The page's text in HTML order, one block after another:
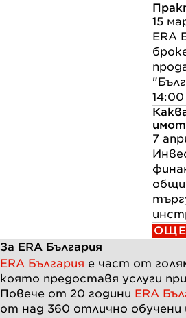
15
ERA
14:00
7
общи
ОЩЕ
За ERA България
ERA България е част от
която предоставя услуги
Повече от 20 години ERA
от над 360 отлично